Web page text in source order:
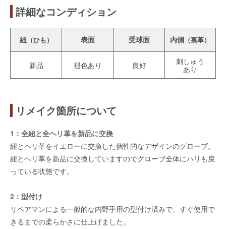
詳細なコンディション
紐（ひも） 表面 受球面 内側 （裏革）
新品 褪色あり 良好
刺しゅう
あり
リメイク箇所について
1：全紐と全ヘリ革を新品に交換
紐とヘリ革をイエローに交換した個性的なデザインのグローブ。
紐とヘリ革を新品に交換していますのでグローブ全体にハリも戻
っている状態です。
2：型付け
リペアマンによる一般的な内野手用の型付け済みで、すぐ使用で
きるまでの柔らかさに仕上げました。